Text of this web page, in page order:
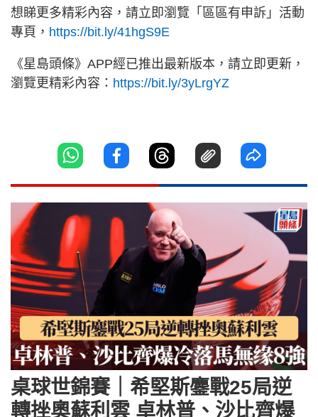
想睇更多精彩內容，請立即瀏覽「區區有申訴」活動
專頁， https://bit.ly/41hgS9E
《星島頭條》APP經已推出最新版本，請立即更新，
瀏覽更精彩內容： https://bit.ly/3yLrgYZ
桌球世錦賽｜希堅斯鏖戰25局逆
轉挫奧蘇利雲 卓林普、沙比齊爆